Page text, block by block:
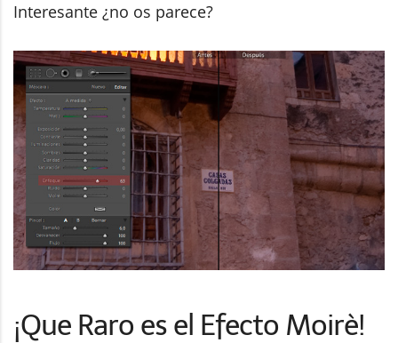
Interesante ¿no os parece?
¡Que Raro es el Efecto Moirè!